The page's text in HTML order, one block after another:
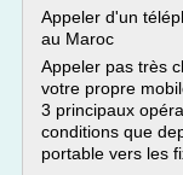
Appeler d'un
au Maroc
Appeler pas très
votre propre
3 principaux
conditions que
portable vers les